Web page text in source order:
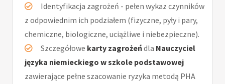
Identyfikacja zagrożeń - pełen wykaz czynników
z odpowiednim ich podziałem (fizyczne, pyły i pary,
chemiczne, biologiczne, uciążliwe i niebezpieczne).
Szczegółowe karty zagrożeńdla Nauczyciel
języka niemieckiego w szkole podstawowej
zawierające pełne szacowanie ryzyka metodą PHA